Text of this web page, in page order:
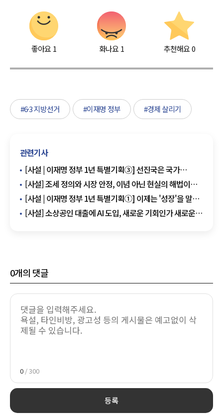
좋아요 1 화나요 1 추천해요 0
#6·3 지방선거 #이재명 정부 #경제 살리기
관련기사
[사설 | 이재명 정부 1년 특별기획③] 선진국은 국가
대개혁으로 완성된다
[사설] 조세 정의와 시장 안정, 이념 아닌 현실의 해법이
필요하다
[사설 | 이재명 정부 1년 특별기획①] 이제는 '성장'을 말할
때다
[사설] 소상공인 대출에 AI 도입, 새로운 기회인가 새로운
0개의 댓글
0 / 300
등록